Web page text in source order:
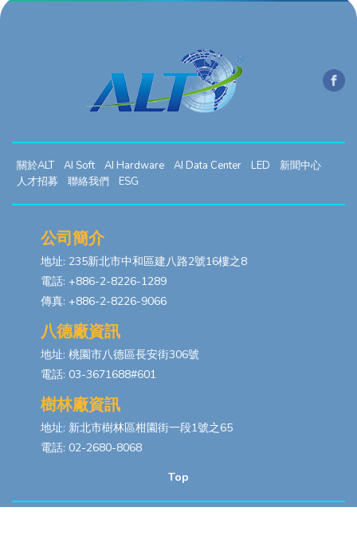
關於ALT AI Soft AI Hardware AI Data Center LED
新聞中心
人才招募
聯絡我們 ESG
公司簡介
地址: 235新北市中和區建八路2號16樓之8
電話: +886-2-8226-1289
傳真: +886-2-8226-9066
八德廠資訊
地址: 桃園市八德區長安街306號
電話: 03-3671688#601
樹林廠資訊
地址: 新北市樹林區柑園街一段1號之65
電話: 02-2680-8068
Top